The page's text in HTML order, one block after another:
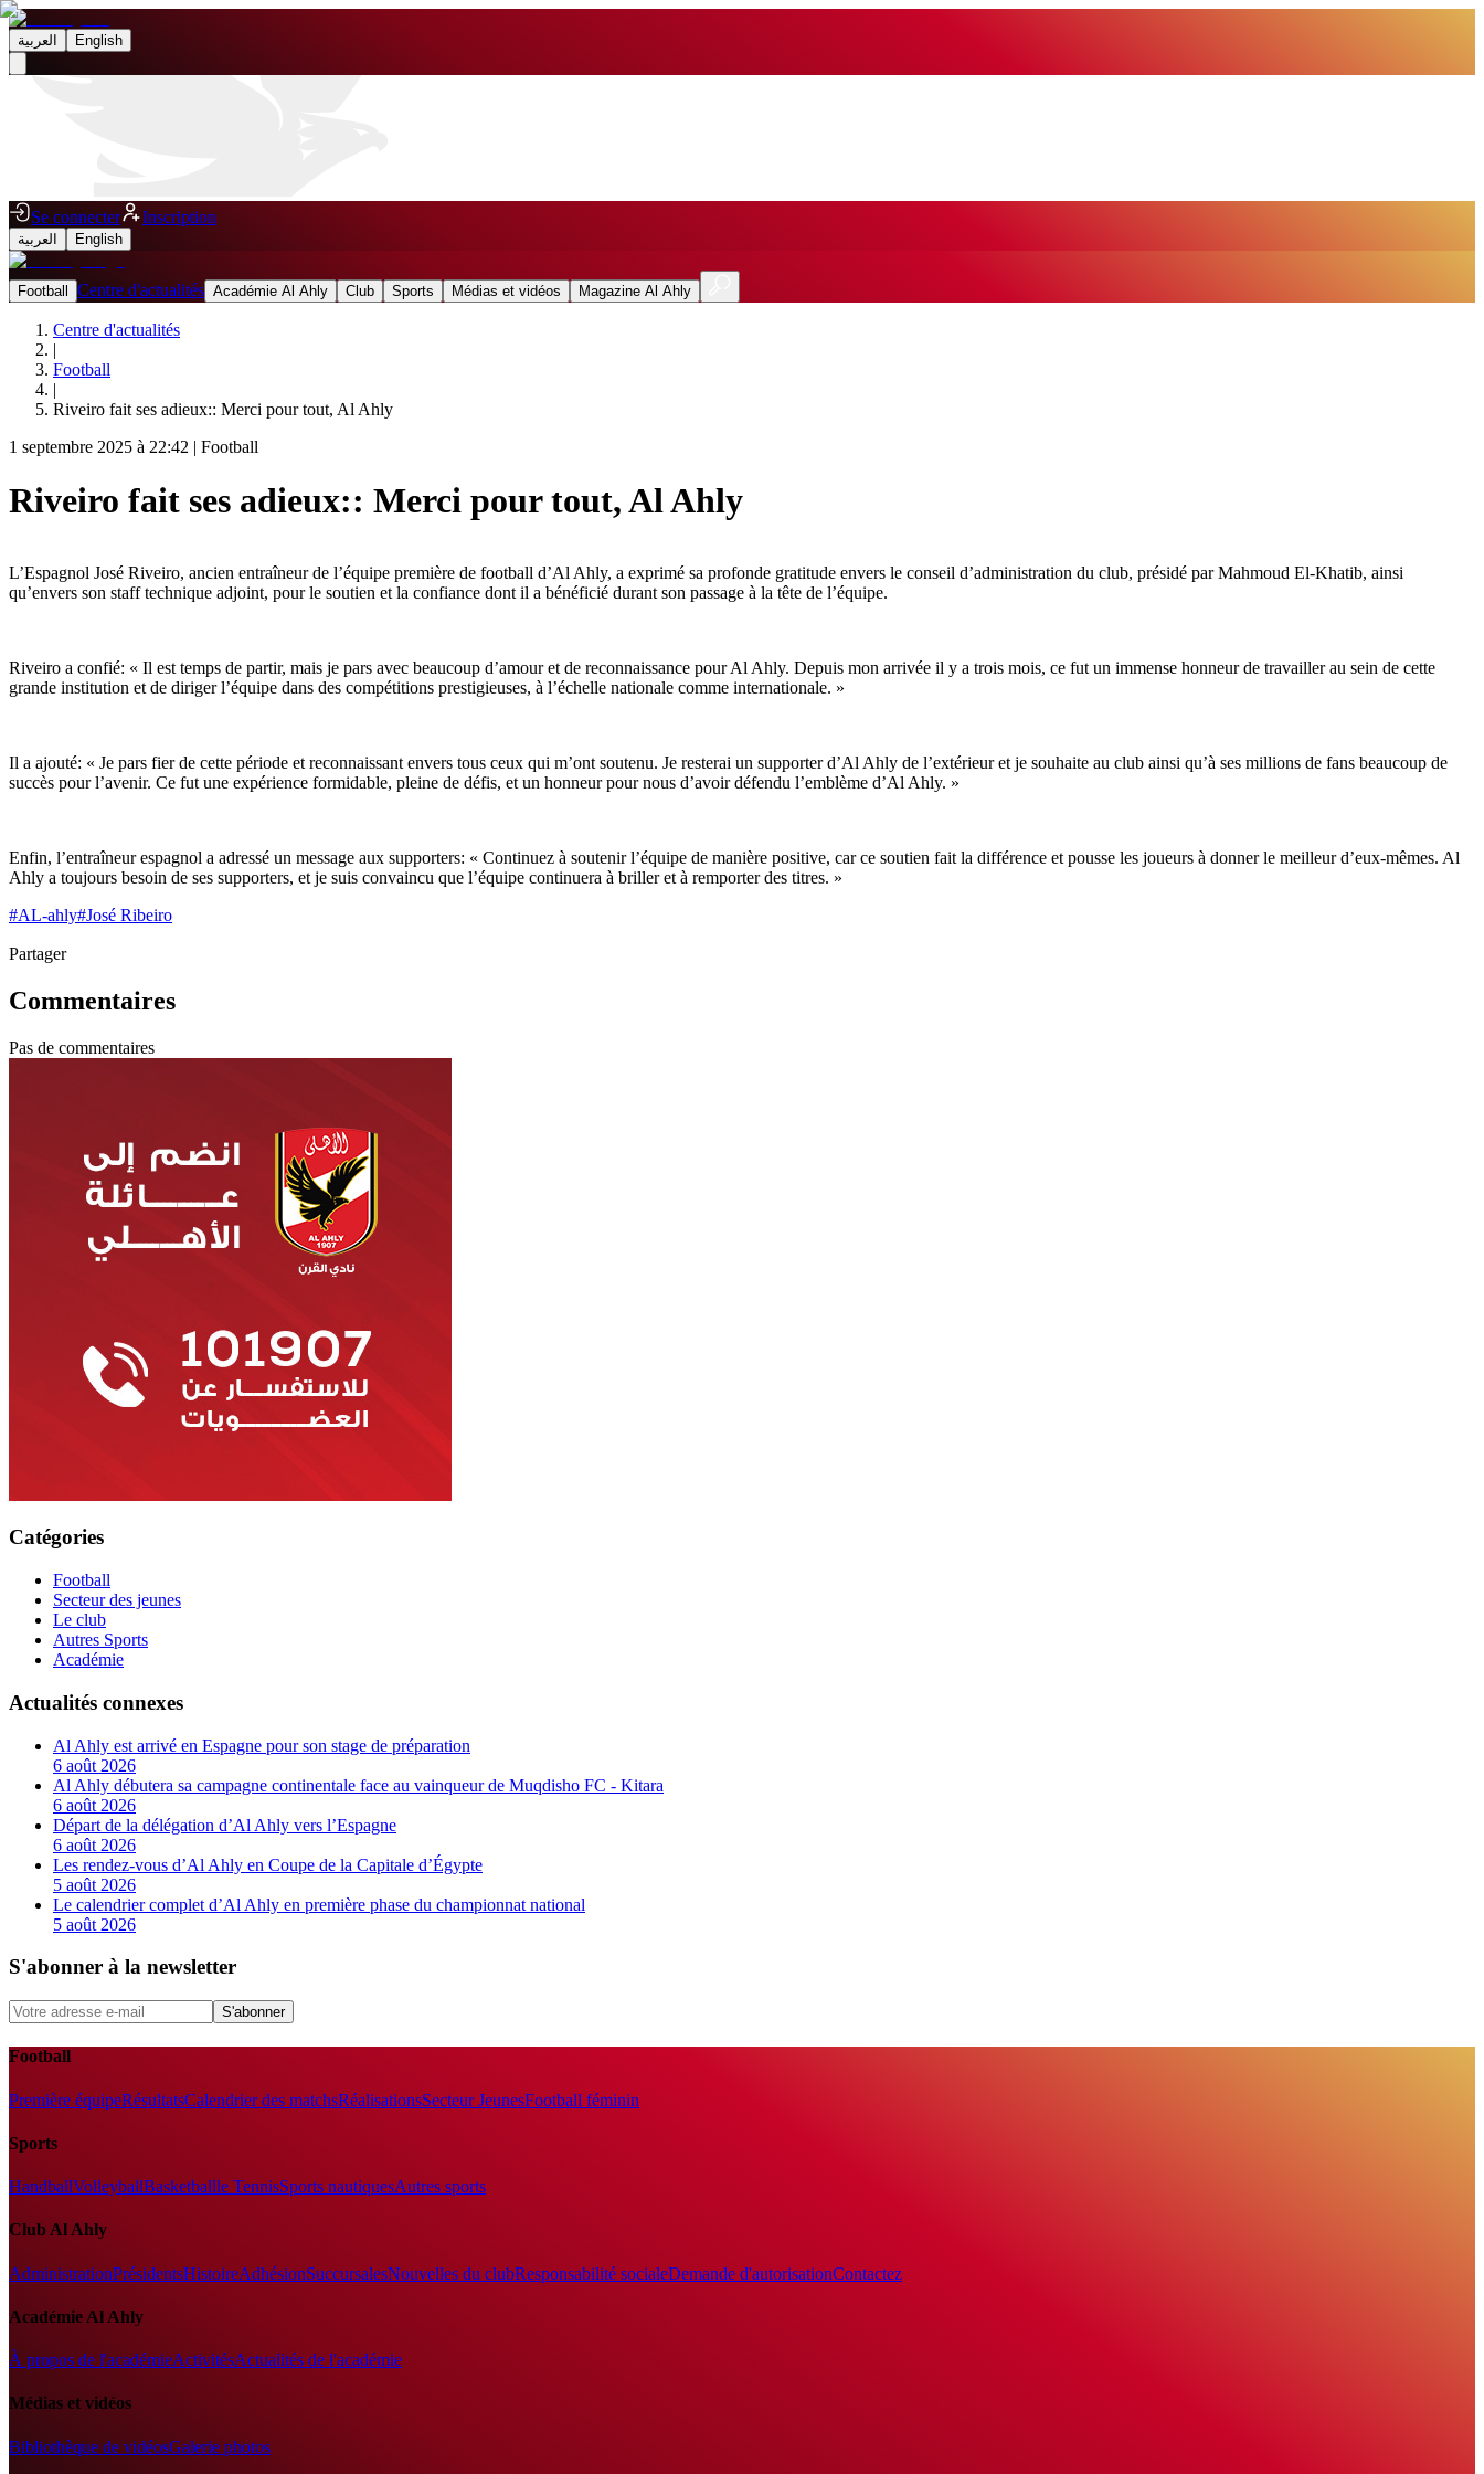
العربية English
Se connecter Inscription
العربية English
Football Centre d'actualités Académie Al Ahly Club Sports Médias et vidéos Magazine Al Ahly
Centre d'actualités
|
Football
|
Riveiro fait ses adieux:: Merci pour tout, Al Ahly
1 septembre 2025 à 22:42 | Football
Riveiro fait ses adieux:: Merci pour tout, Al Ahly
L’Espagnol José Riveiro, ancien entraîneur de l’équipe première de football d’Al Ahly, a exprimé sa profonde gratitude envers le conseil d’administration du club, présidé par Mahmoud El-Khatib, ainsi
qu’envers son staff technique adjoint, pour le soutien et la confiance dont il a bénéficié durant son passage à la tête de l’équipe.
Riveiro a confié: « Il est temps de partir, mais je pars avec beaucoup d’amour et de reconnaissance pour Al Ahly. Depuis mon arrivée il y a trois mois, ce fut un immense honneur de travailler au sein de cette
grande institution et de diriger l’équipe dans des compétitions prestigieuses, à l’échelle nationale comme internationale. »
Il a ajouté: « Je pars fier de cette période et reconnaissant envers tous ceux qui m’ont soutenu. Je resterai un supporter d’Al Ahly de l’extérieur et je souhaite au club ainsi qu’à ses millions de fans beaucoup de
succès pour l’avenir. Ce fut une expérience formidable, pleine de défis, et un honneur pour nous d’avoir défendu l’emblème d’Al Ahly. »
Enfin, l’entraîneur espagnol a adressé un message aux supporters: « Continuez à soutenir l’équipe de manière positive, car ce soutien fait la différence et pousse les joueurs à donner le meilleur d’eux-mêmes. Al
Ahly a toujours besoin de ses supporters, et je suis convaincu que l’équipe continuera à briller et à remporter des titres. »
#AL-ahly#José Ribeiro
Partager
Commentaires
Pas de commentaires
Catégories
Football
Secteur des jeunes
Le club
Autres Sports
Académie
Actualités connexes
Al Ahly est arrivé en Espagne pour son stage de préparation
6 août 2026
Al Ahly débutera sa campagne continentale face au vainqueur de Muqdisho FC - Kitara
6 août 2026
Départ de la délégation d’Al Ahly vers l’Espagne
6 août 2026
Les rendez-vous d’Al Ahly en Coupe de la Capitale d’Égypte
5 août 2026
Le calendrier complet d’Al Ahly en première phase du championnat national
5 août 2026
S'abonner à la newsletter
S'abonner
Football
Première équipeRésultatsCalendrier des matchsRéalisationsSecteur JeunesFootball féminin
Sports
HandballVolleyballBasketballle TennisSports nautiquesAutres sports
Club Al Ahly
AdministrationPrésidentsHistoireAdhésionSuccursalesNouvelles du clubResponsabilité socialeDemande d'autorisationContactez
Académie Al Ahly
À propos de l'académieActivitésActualités de l'académie
Médias et vidéos
Bibliothèque de vidéosGalerie photos